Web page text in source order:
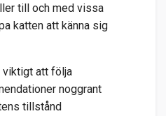
till och med vissa
katten att känna sig
viktigt att följa
noggrant
tillstånd